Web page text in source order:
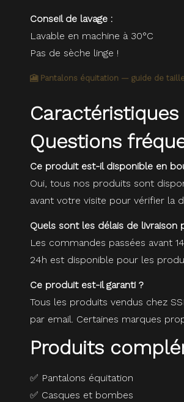
Conseil de lavage :
Lavable en machine à 30°C
Pas de sèche linge !
🎦 Pantalons équitation — guide de taille
Questions
Ce produit est-il disponible en
Oui, tous nos produits sont
avant votre visite pour vérifier la
Quels sont les délais de livraison
Les commandes passées avant
24h est disponible pour les
Ce produit est-il garanti ?
Tous les produits vendus chez
par email. Certaines marques
Produits
✅ Pantalons équitation
✅ Casques et bombes